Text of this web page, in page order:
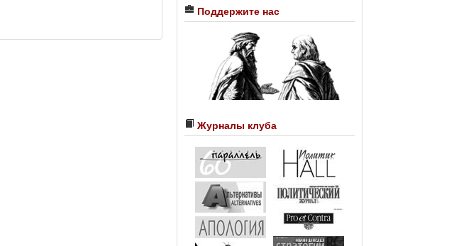
Поддержите нас
Журналы клуба